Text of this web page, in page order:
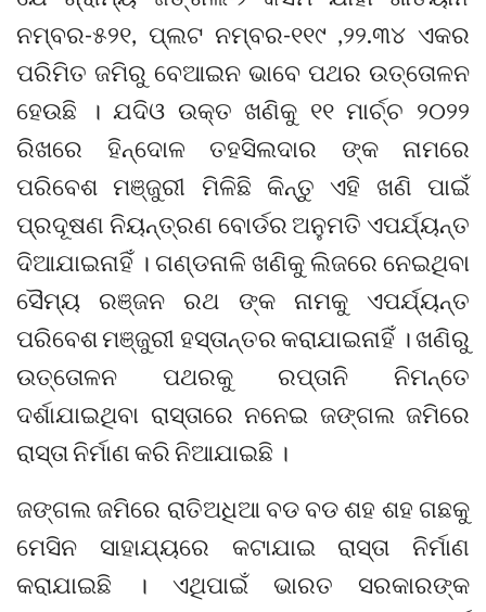
ନମ୍ବର-୫୨୧, ପ୍ଲଟ ନମ୍ବର-୧୧୯ ,୨୨.୩୪ ଏକର
ପରିମିତ ଜମିରୁ ବେଆଇନ ଭାବେ ପଥର ଉତ୍ତୋଳନ
ହେଉଛି । ଯଦିଓ ଉକ୍ତ ଖଣିକୁ ୧୧ ମାର୍ଚ୍ଚ ୨୦୨୨
ରିଖରେ ହିନ୍ଦୋଳ ତହସିଲଦାର ଙ୍କ ନାମରେ
ପରିବେଶ ମଞ୍ଜୁରୀ ମିଳିଛି କିନ୍ତୁ ଏହି ଖଣି ପାଇଁ
ପ୍ରଦୂଷଣ ନିୟନ୍ତ୍ରଣ ବୋର୍ଡର ଅନୁମତି ଏପର୍ଯ୍ୟନ୍ତ
ଦିଆଯାଇନାହିଁ । ଗଣ୍ଡନାଳି ଖଣିକୁ ଲିଜରେ ନେଇଥିବା
ସୈମ୍ୟ ରଞ୍ଜନ ରଥ ଙ୍କ ନାମକୁ ଏପର୍ଯ୍ୟନ୍ତ
ପରିବେଶ ମଞ୍ଜୁରୀ ହସ୍ତାନ୍ତର କରାଯାଇନାହିଁ । ଖଣିରୁ
ଉତ୍ତୋଳନ ପଥରକୁ ରପ୍ତାନି ନିମନ୍ତେ
ଦର୍ଶାଯାଇଥିବା ରାସ୍ତାରେ ନନେଇ ଜଙ୍ଗଲ ଜମିରେ
ରାସ୍ତା ନିର୍ମାଣ କରି ନିଆଯାଇଛି ।
ଜଙ୍ଗଲ ଜମିରେ ରାତିଅଧିଆ ବଡ ବଡ ଶହ ଶହ ଗଛକୁ
ମେସିନ ସାହାଯ୍ୟରେ କଟାଯାଇ ରାସ୍ତା ନିର୍ମାଣ
କରାଯାଇଛି । ଏଥିପାଇଁ ଭାରତ ସରକାରଙ୍କ